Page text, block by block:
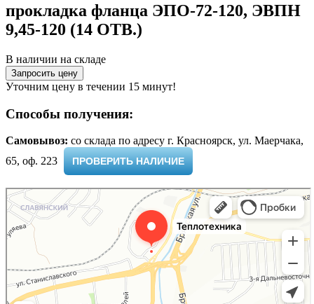
прокладка фланца ЭПО-72-120, ЭВПН
9,45-120 (14 ОТВ.)
В наличии на складе
Запросить цену
Уточним цену в течении 15 минут!
Способы получения:
Самовывоз: cо склада по адресу г. Красноярск, ул. Маерчака,
65, оф. 223 ​
ПРОВЕРИТЬ НАЛИЧИЕ